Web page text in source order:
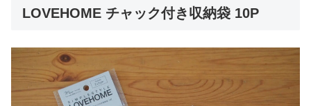
LOVEHOME チャック付き収納袋 10P